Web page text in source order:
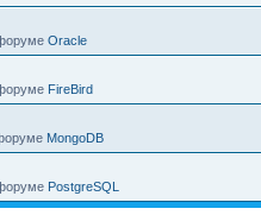
Oracle
FireBird
MongoDB
PostgreSQL